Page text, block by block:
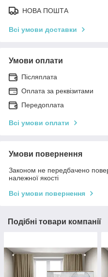
НОВА ПОШТА
Всі умови доставки
Умови оплати
Післяплата
Оплата за реквізитами
Передоплата
Всі умови оплати
Умови повернення
Законом не передбачено
належної якості
Всі умови повернення
Подібні товари компанії